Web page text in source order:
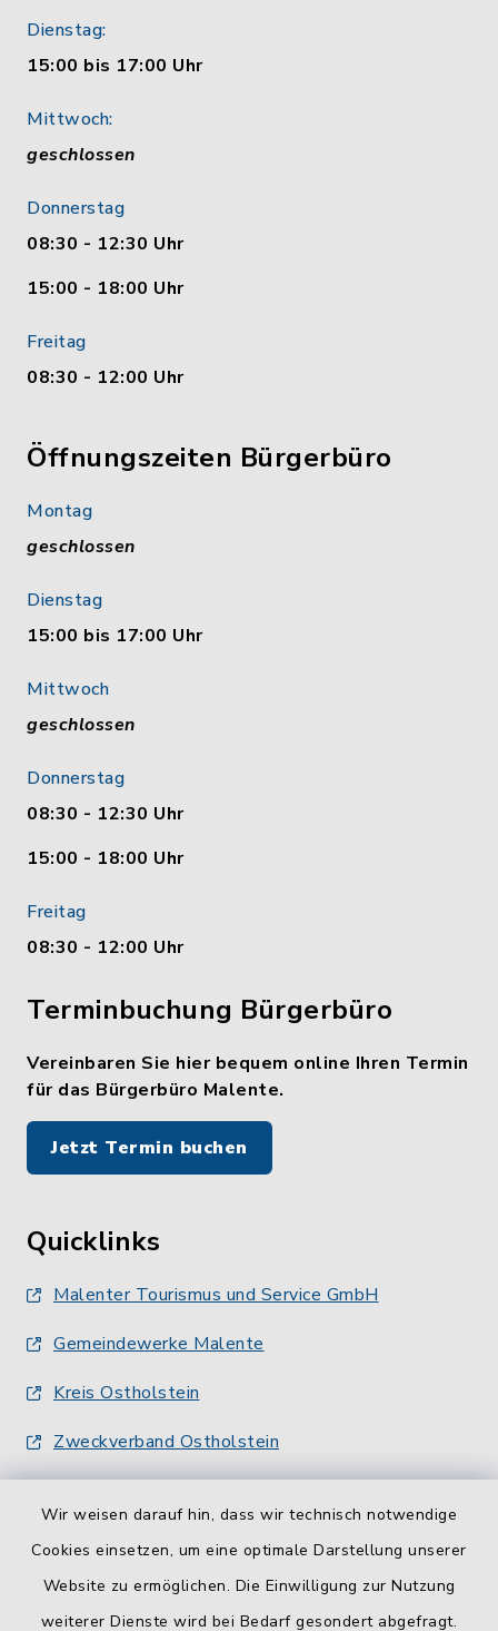
Wir weisen darauf hin, dass wir technisch notwendige
Cookies einsetzen, um eine optimale Darstellung unserer
Website zu ermöglichen. Die Einwilligung zur Nutzung
weiterer Dienste wird bei Bedarf gesondert abgefragt.
Dienstag:
15:00 bis 17:00 Uhr
Mittwoch:
geschlossen
Donnerstag
08:30 - 12:30 Uhr
15:00 - 18:00 Uhr
Freitag
08:30 - 12:00 Uhr
Öffnungszeiten Bürgerbüro
Montag
geschlossen
Dienstag
15:00 bis 17:00 Uhr
Mittwoch
geschlossen
Donnerstag
08:30 - 12:30 Uhr
15:00 - 18:00 Uhr
Freitag
08:30 - 12:00 Uhr
Terminbuchung Bürgerbüro
Vereinbaren Sie hier bequem online Ihren Termin
für das Bürgerbüro Malente.
Jetzt Termin buchen
Quicklinks
Malenter Tourismus und Service GmbH
Gemeindewerke Malente
Kreis Ostholstein
Zweckverband Ostholstein